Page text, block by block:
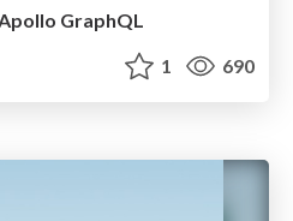
GraphQL
1 690